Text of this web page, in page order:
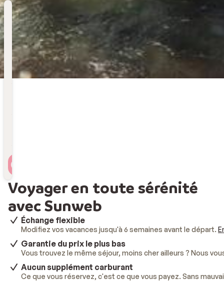
Destination
Choisissez une destination
Date
départ
Date de départ
Voyager en toute sérénité
avec Sunweb
Échange flexible
Modifiez vos vacances jusqu'à 6 semaines avant le départ.
Garantie du prix le plus bas
Vous trouvez le même séjour, moins cher ailleurs ? Nous
Aucun supplément carburant
Ce que vous réservez, c'est ce que vous payez. Sans